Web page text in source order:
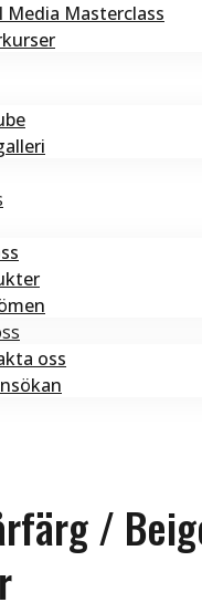
Media Masterclass
oss
/